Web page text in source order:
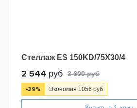
Стеллаж ES 150KD/75Х30/4
2 544 руб 3 600 руб
-29% Экономия 1056 руб